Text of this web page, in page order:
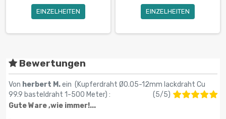
EINZELHEITEN EINZELHEITEN
Bewertungen
Von herbert M.ein (Kupferdraht Ø0.05-12mm lackdraht Cu
99.9 basteldraht 1-500 Meter) : (5/5)
Gute Ware ,wie immer!...